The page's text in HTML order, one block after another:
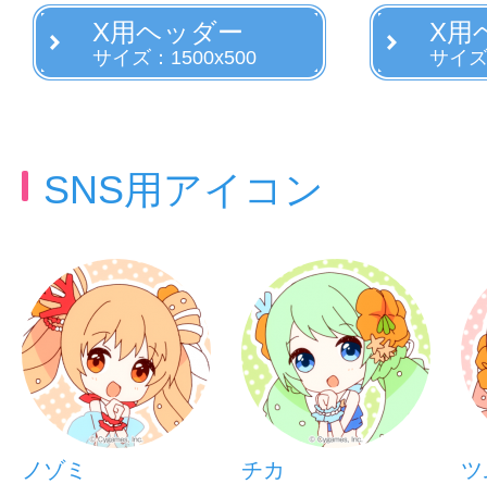
X用ヘッダー
サイズ：1500x500
X用
サイ
SNS用アイコン
ノゾミ チカ